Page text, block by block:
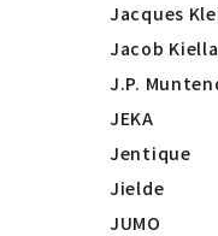
Jacques
Jacob
J.P.
JEKA
Jentique
Jielde
JUMO